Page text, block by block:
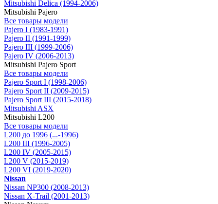
Mitsubishi Delica (1994-2006)
Mitsubishi Pajero
Все товары модели
Pajero I (1983-1991)
Pajero II (1991-1999)
Pajero III (1999-2006)
Pajero IV (2006-2013)
Mitsubishi Pajero Sport
Все товары модели
Pajero Sport I (1998-2006)
Pajero Sport II (2009-2015)
Pajero Sport III (2015-2018)
Mitsubishi ASX
Mitsubishi L200
Все товары модели
L200 до 1996 (...-1996)
L200 III (1996-2005)
L200 IV (2005-2015)
L200 V (2015-2019)
L200 VI (2019-2020)
Nissan
Nissan NP300 (2008-2013)
Nissan X-Trail (2001-2013)